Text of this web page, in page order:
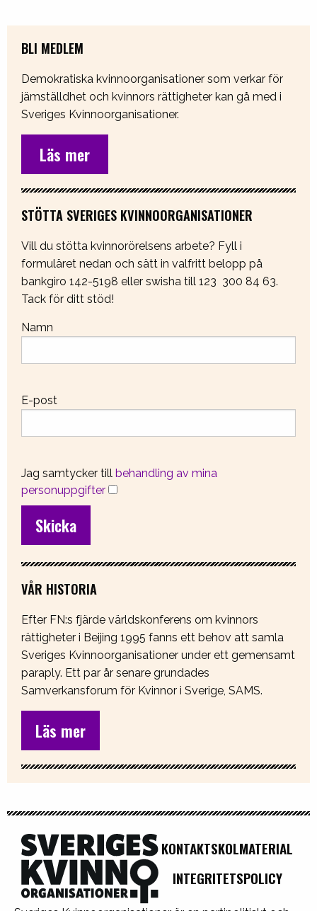
BLI MEDLEM
Demokratiska kvinnoorganisationer som verkar för
jämställdhet och kvinnors rättigheter kan gå med i
Sveriges Kvinnoorganisationer.
Läs mer
STÖTTA SVERIGES KVINNOORGANISATIONER
Vill du stötta kvinnorörelsens arbete? Fyll i
formuläret nedan och sätt in valfritt belopp på
bankgiro 142-5198 eller swisha till 123 300 84 63.
Tack för ditt stöd!
Namn
E-post
Jag samtycker till behandling av mina
personuppgifter
VÅR HISTORIA
Efter FN:s fjärde världskonferens om kvinnors
rättigheter i Beijing 1995 fanns ett behov att samla
Sveriges Kvinnoorganisationer under ett gemensamt
paraply. Ett par år senare grundades
Samverkansforum för Kvinnor i Sverige, SAMS.
Läs mer
KONTAKTSKOLMATERIAL
INTEGRITETSPOLICY